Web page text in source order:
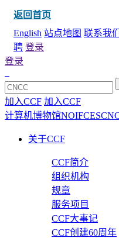
返回首页
English 站点地图 联系我们
聘 登录
登录
加入CCF 加入CCF
计算机博物馆NOIFCES
关于CCF
CCF简介
组织机构
规章
服务项目
CCF大事记
CCF创建60周年